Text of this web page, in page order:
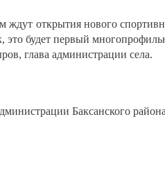
открытия нового
это будет первый
глава администрации села.
Баксанского района